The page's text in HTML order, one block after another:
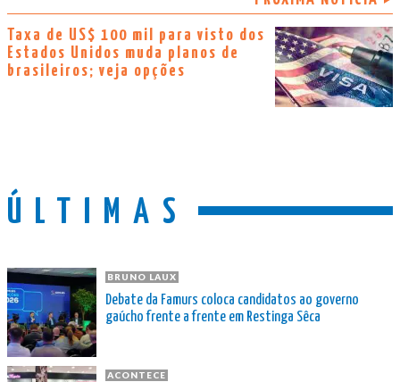
Taxa de US$ 100 mil para visto dos
Estados Unidos muda planos de
brasileiros; veja opções
ÚLTIMAS
BRUNO LAUX
Debate da Famurs coloca candidatos ao governo
gaúcho frente a frente em Restinga Sêca
ACONTECE